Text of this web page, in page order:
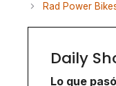
Rad Power
Daily
Lo que